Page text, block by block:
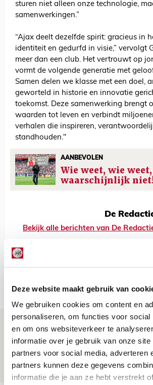
Deze website maakt gebruik van
We gebruiken cookies om content en
personaliseren, om functies voor social
en om ons websiteverkeer te
informatie over je gebruik van onze site
partners voor social media, adverteren
partners kunnen deze gegevens
informatie die je aan ze hebt verstrekt
sturen niet alleen onze technologie,
samenwerkingen.”
“Ajax deelt dezelfde spirit: gracieus in
identiteit en gedurfd in visie,” vervolgt
meer dan een club. Het vertrouwt op
vormt de volgende generatie met
Samen delen we klasse met een doel,
geworteld in historie en innovatie
toekomst. Deze samenwerking brengt
waarden tot leven en verbindt
verhalen die inspireren,
standhouden."
AANBEVOLEN
Wie weet, wie
waarschijnlijk niet!
De
Bekijk alle berichten van De
Net binnen //
Brandt: ‘Ajax en Cruijff
mijn hoofd spoken’
07 AUGUSTUS 2026 - 20:02
NIEUWS